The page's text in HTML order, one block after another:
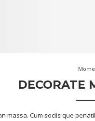
DECORATE
massa. Cum sociis que